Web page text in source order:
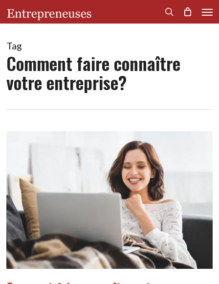
content
search
Tag
Comment faire connaître
votre entreprise?